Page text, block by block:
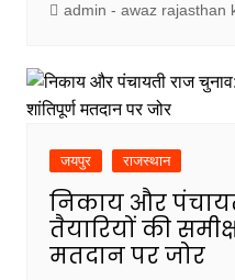
admin - awaz rajasthan
जयपुर राजस्थान
निकाय और
तैयारियों की
मतदान पर जोर